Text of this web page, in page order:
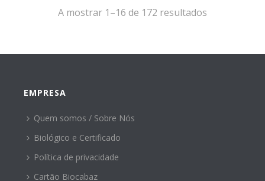
A mostrar 1–16 de 172 resultados
EMPRESA
Quem somos / Sobre Nós
Biológico e Certificado
Política de privacidade
Cartão Biocabaz